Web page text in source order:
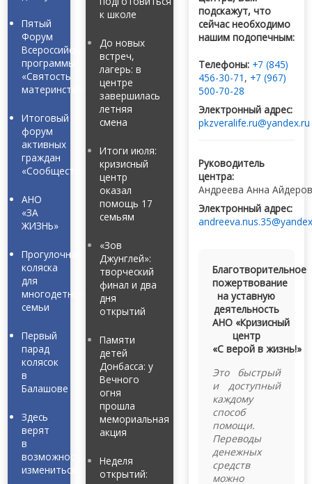
Пятый
Форум
Всероссийской
программы
«Святость
материнства»
Итоговый
форум
активных
граждан
«Сообщество»
АНО
«ЗА
ЖИЗНЬ»
Прогулочная
коляска
для
многодетной
семьи
Первый
парад
колясок
в
Балашове
Здесь
верят
в
возможность
измениться
к школе
До новых
встреч,
лагерь: в
центре
завершилась
летняя
смена
Итоги июля:
кризисный
центр
оказал
помощь 17
семьям
«Зов
Джунглей»:
творческий
финал и два
дня
открытий
Памяти
детей
Донбасса: у
Вечного
огня
прошла
мемориальная
акция
Неделя
открытий:
подскажут, что
сейчас необходимо
нашим подопечным:
Телефоны: +7 (845)
456-30-71 , +7 (967)
500-70-28
Электронный адрес:
pkzveralife.ru@yandex.ru
Руководитель
центра:
Андреева Анна
Электронный адрес:
Благотворительное
пожертвование
на уставную
деятельность
АНО «Кризисный
центр
«С верой в жизнь!»
Это быстрый
и доступный
каждому
способ
помощи.
Переводы
денежных
средств
можно